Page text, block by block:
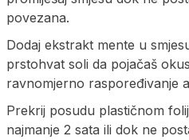
povezana.
Dodaj ekstrakt mente u
prstohvat soli da pojačaš
ravnomjerno raspoređivanje
Prekrij posudu plastičnom
najmanje 2 sata ili dok ne